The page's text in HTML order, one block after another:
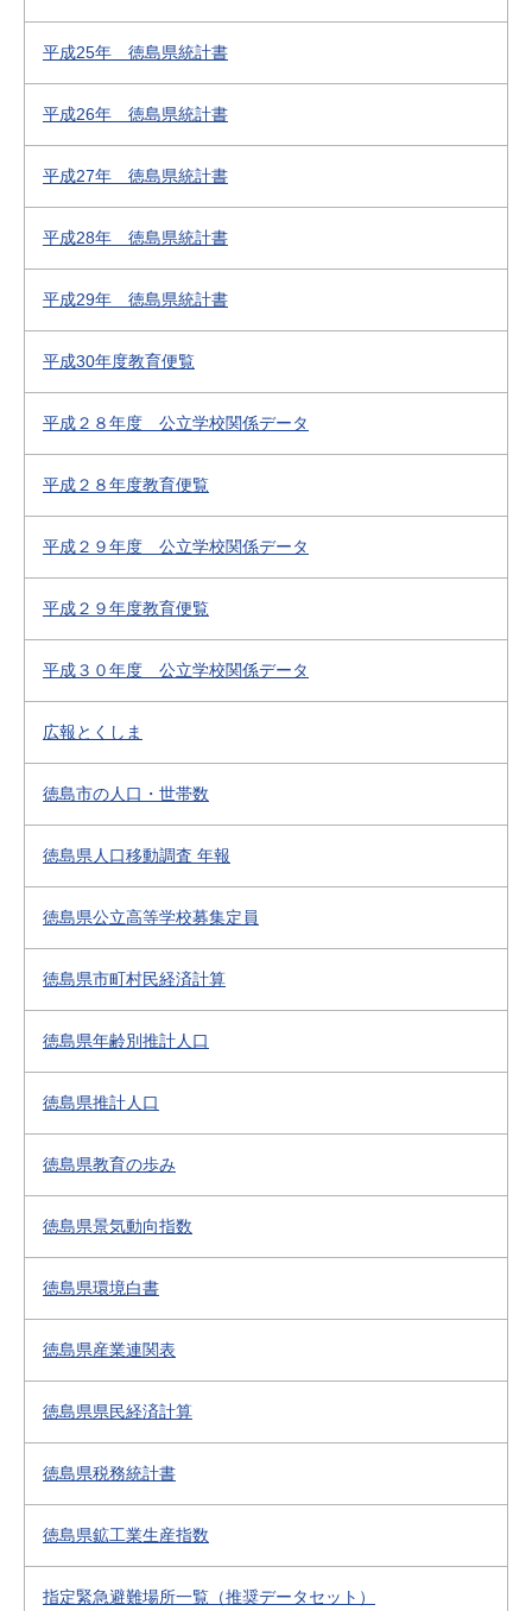
平成25年 徳島県統計書
平成26年 徳島県統計書
平成27年 徳島県統計書
平成28年 徳島県統計書
平成29年 徳島県統計書
平成30年度教育便覧
平成２８年度 公立学校関係データ
平成２８年度教育便覧
平成２９年度 公立学校関係データ
平成２９年度教育便覧
平成３０年度 公立学校関係データ
広報とくしま
徳島市の人口・世帯数
徳島県人口移動調査 年報
徳島県公立高等学校募集定員
徳島県市町村民経済計算
徳島県年齢別推計人口
徳島県推計人口
徳島県教育の歩み
徳島県景気動向指数
徳島県環境白書
徳島県産業連関表
徳島県県民経済計算
徳島県税務統計書
徳島県鉱工業生産指数
指定緊急避難場所一覧（推奨データセット）